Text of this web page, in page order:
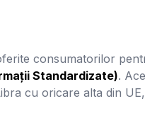
consumatorilor
Standardizate).
cu oricare alta din